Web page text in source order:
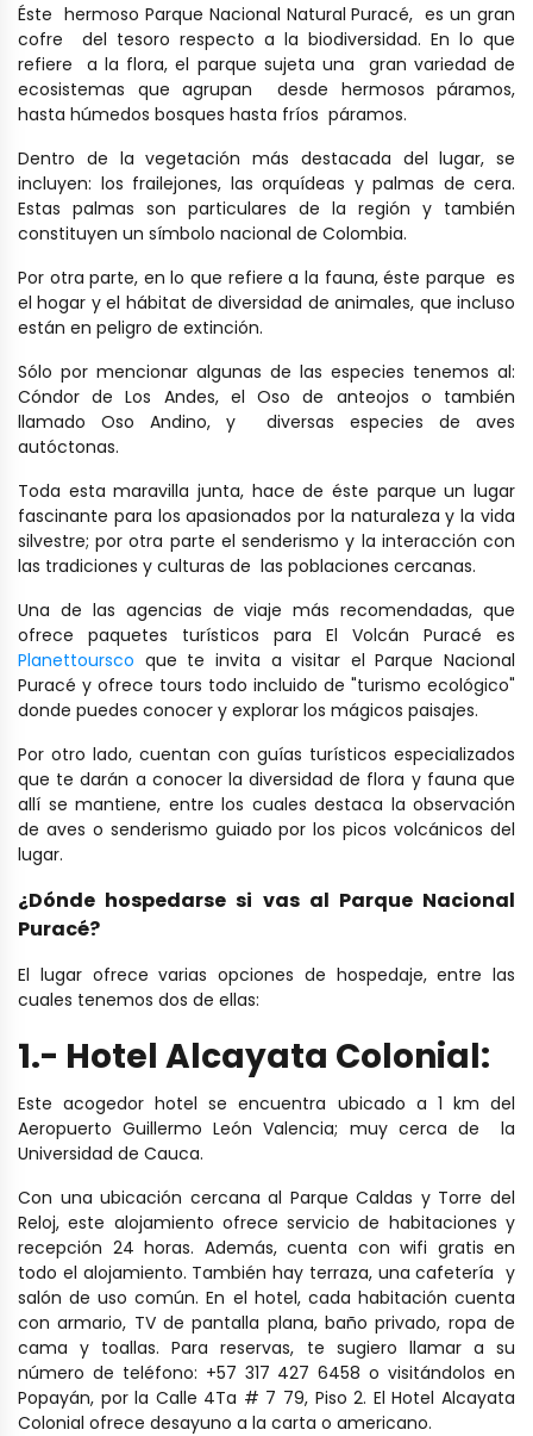
Éste hermoso Parque Nacional Natural Puracé, es un gran
cofre del tesoro respecto a la biodiversidad. En lo que
refiere a la flora, el parque sujeta una gran variedad de
ecosistemas que agrupan desde hermosos páramos,
hasta húmedos bosques hasta fríos páramos.
Dentro de la vegetación más destacada del lugar, se
incluyen: los frailejones, las orquídeas y palmas de cera.
Estas palmas son particulares de la región y también
constituyen un símbolo nacional de Colombia.
Por otra parte, en lo que refiere a la fauna, éste parque es
el hogar y el hábitat de diversidad de animales, que incluso
están en peligro de extinción.
Sólo por mencionar algunas de las especies tenemos al:
Cóndor de Los Andes, el Oso de anteojos o también
llamado Oso Andino, y diversas especies de aves
autóctonas.
Toda esta maravilla junta, hace de éste parque un lugar
fascinante para los apasionados por la naturaleza y la vida
silvestre; por otra parte el senderismo y la interacción con
las tradiciones y culturas de las poblaciones cercanas.
Una de las agencias de viaje más recomendadas, que
ofrece paquetes turísticos para El Volcán Puracé es
Planettoursco que te invita a visitar el Parque Nacional
Puracé y ofrece tours todo incluido de "turismo ecológico"
donde puedes conocer y explorar los mágicos paisajes.
Por otro lado, cuentan con guías turísticos especializados
que te darán a conocer la diversidad de flora y fauna que
allí se mantiene, entre los cuales destaca la observación
de aves o senderismo guiado por los picos volcánicos del
lugar.
¿Dónde hospedarse si vas al Parque Nacional
Puracé?
El lugar ofrece varias opciones de hospedaje, entre las
cuales tenemos dos de ellas:
1.- Hotel Alcayata Colonial:
Este acogedor hotel se encuentra ubicado a 1 km del
Aeropuerto Guillermo León Valencia; muy cerca de la
Universidad de Cauca.
Con una ubicación cercana al Parque Caldas y Torre del
Reloj, este alojamiento ofrece servicio de habitaciones y
recepción 24 horas. Además, cuenta con wifi gratis en
todo el alojamiento. También hay terraza, una cafetería y
salón de uso común. En el hotel, cada habitación cuenta
con armario, TV de pantalla plana, baño privado, ropa de
cama y toallas. Para reservas, te sugiero llamar a su
número de teléfono: +57 317 427 6458 o visitándolos en
Popayán, por la Calle 4Ta # 7 79, Piso 2. El Hotel Alcayata
Colonial ofrece desayuno a la carta o americano.